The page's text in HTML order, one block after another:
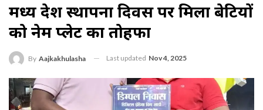
मध्य प्रदेश स्थापना दिवस पर मिला बेटियों
को नेम प्लेट का तोहफा
By Aajkakhulasha Last updated Nov 4, 2025